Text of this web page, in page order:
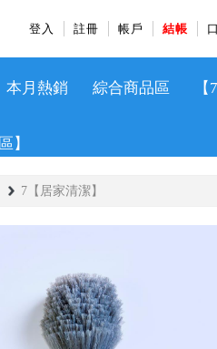
登入 註冊 帳戶 結帳
本月熱銷 綜合商品區
】
7【居家清潔】